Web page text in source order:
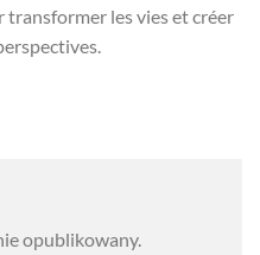
transformer les vies et créer
opublikowany.